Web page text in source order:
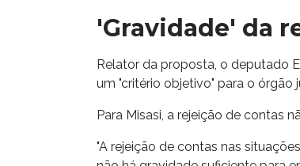
'Gravidade' da
Relator da proposta, o deputado
um "critério objetivo" para o órgão
Para Misasi, a rejeição de contas
"A rejeição de contas nas